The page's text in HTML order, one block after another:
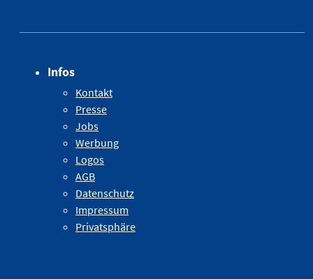
Infos
Kontakt
Presse
Jobs
Werbung
Logos
AGB
Datenschutz
Impressum
Privatsphäre